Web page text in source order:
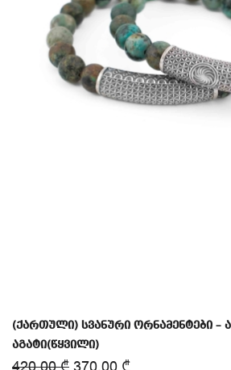
(ქართული) სვანური ორნამენტები –
აგატი(წყვილი)